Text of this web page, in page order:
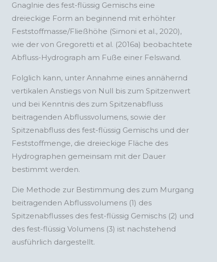
Gnaglnie des fest-flüssig Gemischs eine
dreieckige Form an beginnend mit erhöhter
Feststoffmasse/Fließhöhe (Simoni et al., 2020),
wie der von Gregoretti et al. (2016a) beobachtete
Abfluss-Hydrograph am Fuße einer Felswand.
Folglich kann, unter Annahme eines annähernd
vertikalen Anstiegs von Null bis zum Spitzenwert
und bei Kenntnis des zum Spitzenabfluss
beitragenden Abflussvolumens, sowie der
Spitzenabfluss des fest-flüssig Gemischs und der
Feststoffmenge, die dreieckige Fläche des
Hydrographen gemeinsam mit der Dauer
bestimmt werden.
Die Methode zur Bestimmung des zum Murgang
beitragenden Abflussvolumens (1) des
Spitzenabflusses des fest-flüssig Gemischs (2) und
des fest-flüssig Volumens (3) ist nachstehend
ausführlich dargestellt.